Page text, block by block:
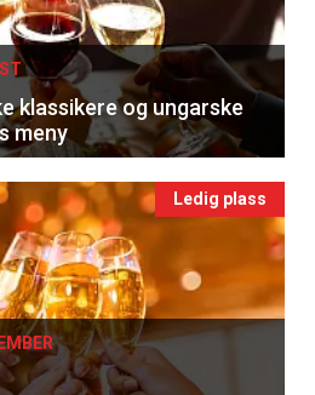
klassikere og ungarske
meny
Ledig plass